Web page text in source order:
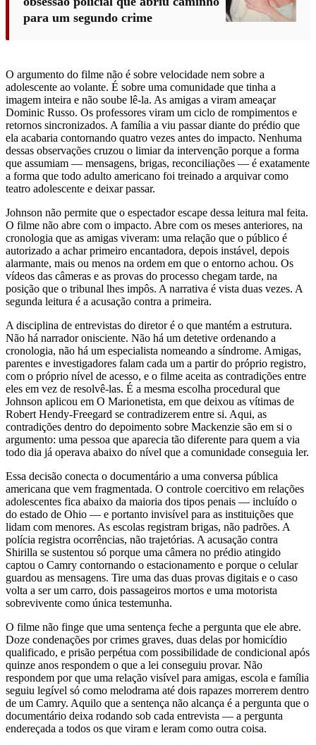
para um segundo crime
O argumento do filme não é sobre velocidade nem sobre a
adolescente ao volante. É sobre uma comunidade que tinha a
imagem inteira e não soube lê-la. As amigas a viram ameaçar
Dominic Russo. Os professores viram um ciclo de rompimentos e
retornos sincronizados. A família a viu passar diante do prédio que
ela acabaria contornando quatro vezes antes do impacto. Nenhuma
dessas observações cruzou o limiar da intervenção porque a forma
que assumiam — mensagens, brigas, reconciliações — é exatamente
a forma que todo adulto americano foi treinado a arquivar como
teatro adolescente e deixar passar.
Johnson não permite que o espectador escape dessa leitura mal feita.
O filme não abre com o impacto. Abre com os meses anteriores, na
cronologia que as amigas viveram: uma relação que o público é
autorizado a achar primeiro encantadora, depois instável, depois
alarmante, mais ou menos na ordem em que o entorno achou. Os
vídeos das câmeras e as provas do processo chegam tarde, na
posição que o tribunal lhes impôs. A narrativa é vista duas vezes. A
segunda leitura é a acusação contra a primeira.
A disciplina de entrevistas do diretor é o que mantém a estrutura.
Não há narrador onisciente. Não há um detetive ordenando a
cronologia, não há um especialista nomeando a síndrome. Amigas,
parentes e investigadores falam cada um a partir do próprio registro,
com o próprio nível de acesso, e o filme aceita as contradições entre
eles em vez de resolvê-las. É a mesma escolha procedural que
Johnson aplicou em O Marionetista, em que deixou as vítimas de
Robert Hendy-Freegard se contradizerem entre si. Aqui, as
contradições dentro do depoimento sobre Mackenzie são em si o
argumento: uma pessoa que aparecia tão diferente para quem a via
todo dia já operava abaixo do nível que a comunidade conseguia ler.
Essa decisão conecta o documentário a uma conversa pública
americana que vem fragmentada. O controle coercitivo em relações
adolescentes fica abaixo da maioria dos tipos penais — incluído o
do estado de Ohio — e portanto invisível para as instituições que
lidam com menores. As escolas registram brigas, não padrões. A
polícia registra ocorrências, não trajetórias. A acusação contra
Shirilla se sustentou só porque uma câmera no prédio atingido
captou o Camry contornando o estacionamento e porque o celular
guardou as mensagens. Tire uma das duas provas digitais e o caso
volta a ser um carro, dois passageiros mortos e uma motorista
sobrevivente como única testemunha.
O filme não finge que uma sentença feche a pergunta que ele abre.
Doze condenações por crimes graves, duas delas por homicídio
qualificado, e prisão perpétua com possibilidade de condicional após
quinze anos respondem o que a lei conseguiu provar. Não
respondem por que uma relação visível para amigas, escola e família
seguiu legível só como melodrama até dois rapazes morrerem dentro
de um Camry. Aquilo que a sentença não alcança é a pergunta que o
documentário deixa rodando sob cada entrevista — a pergunta
endereçada a todos os que viram e leram como outra coisa.